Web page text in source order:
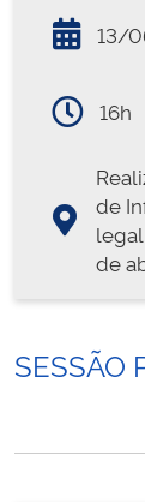
13/
16h
de
de
SESSÃO